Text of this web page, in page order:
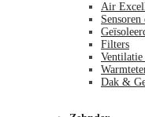
Air
Sensoren
Filters
Ventilatie
Dak &